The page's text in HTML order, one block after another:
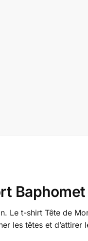
Baphomet
Le t-shirt Tête de
les têtes et d’attirer